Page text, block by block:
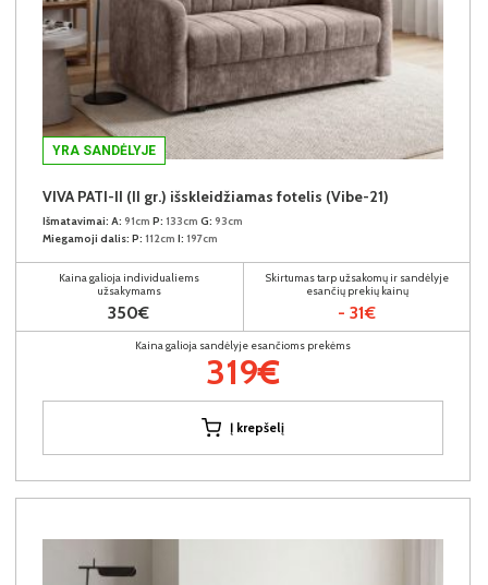
YRA SANDĖLYJE
VIVA PATI-II (II gr.) išskleidžiamas fotelis (Vibe-21)
Išmatavimai: A: 91cm P: 133cm G: 93cm
Miegamoji dalis: P: 112cm I: 197cm
Kaina galioja individualiems
užsakymams
350€
Skirtumas tarp užsakomų ir sandėlyje
esančių prekių kainų
- 31€
Kaina galioja sandėlyje esančioms prekėms
319€
Į krepšelį